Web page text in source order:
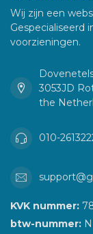
Wij zijn een
Gespecialiseerd
voorzieningen.
3053JD
the
010-
KVK nummer:
btw-nummer: